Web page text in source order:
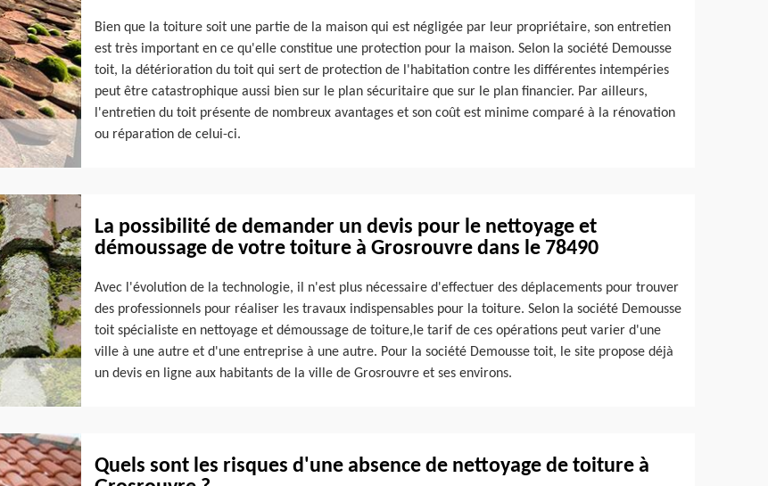
Bien que la toiture soit une partie de la maison qui est négligée par leur propriétaire, son entretien
est très important en ce qu'elle constitue une protection pour la maison. Selon la société Demousse
toit, la détérioration du toit qui sert de protection de l'habitation contre les différentes intempéries
peut être catastrophique aussi bien sur le plan sécuritaire que sur le plan financier. Par ailleurs,
l'entretien du toit présente de nombreux avantages et son coût est minime comparé à la rénovation
ou réparation de celui-ci.
La possibilité de demander un devis pour le nettoyage et
démoussage de votre toiture à Grosrouvre dans le 78490
Avec l'évolution de la technologie, il n'est plus nécessaire d'effectuer des déplacements pour trouver
des professionnels pour réaliser les travaux indispensables pour la toiture. Selon la société Demousse
toit spécialiste en nettoyage et démoussage de toiture,le tarif de ces opérations peut varier d'une
ville à une autre et d'une entreprise à une autre. Pour la société Demousse toit, le site propose déjà
un devis en ligne aux habitants de la ville de Grosrouvre et ses environs.
Quels sont les risques d'une absence de nettoyage de toiture à